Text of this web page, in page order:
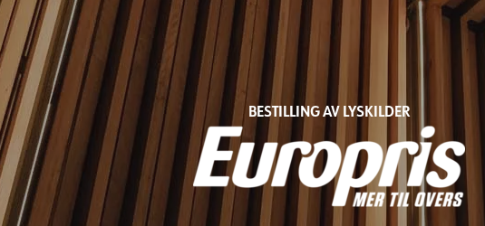
BESTILLING AV LYSKILDER